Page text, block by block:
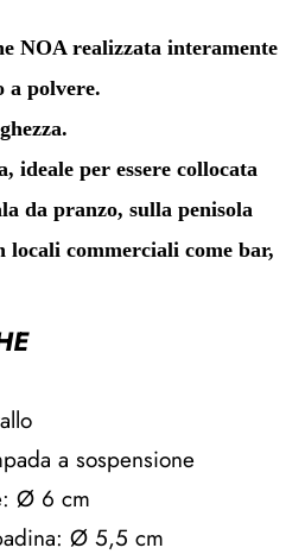
NOA realizzata interamente
a polvere.
ideale per essere collocata
da pranzo, sulla penisola
locali commerciali come bar,
a sospensione
Ø 6 cm
Ø 5,5 cm